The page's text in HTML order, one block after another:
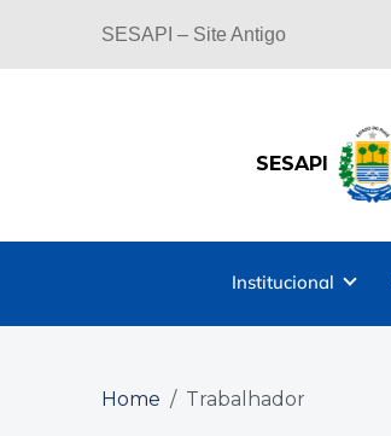
SESAPI – Site Antigo
SESAPI
Institucional
Home Trabalhador